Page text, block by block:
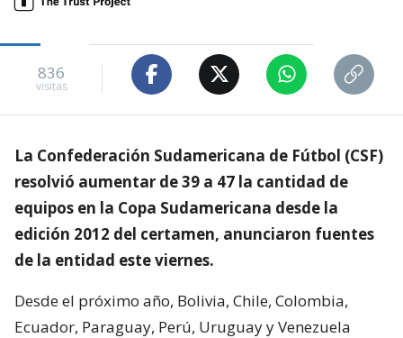
836
visitas
La Confederación Sudamericana de Fútbol (CSF)
resolvió aumentar de 39 a 47 la cantidad de
equipos en la Copa Sudamericana desde la
edición 2012 del certamen, anunciaron fuentes
de la entidad este viernes.
Desde el próximo año, Bolivia, Chile, Colombia,
Ecuador, Paraguay, Perú, Uruguay y Venezuela